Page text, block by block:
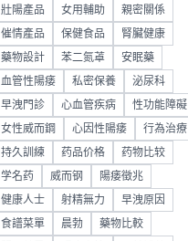
壯陽產品 女用輔助 親密關係
催情產品 保健食品 腎臟健康
藥物設計 苯二氮䓬 安眠藥
血管性陽痿 私密保養 泌尿科
早洩門診 心血管疾病 性功能障礙
女性威而鋼 心因性陽痿 行為治療
持久訓練 药品价格 药物比较
学名药 威而钢 陽痿徵兆
健康人士 射精無力 早洩原因
食譜菜單 晨勃 藥物比較